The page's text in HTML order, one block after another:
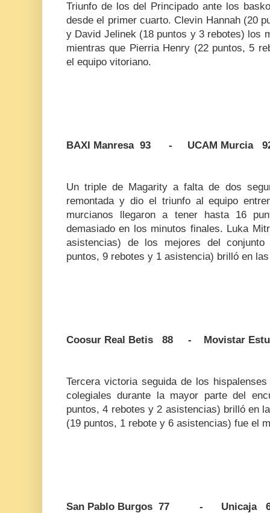
Triunfo de los del Principado ante los
desde el primer cuarto. Clevin Hannah (20
y David Jelinek (18 puntos y 3 rebotes) los
mientras que Pierria Henry (22 puntos, 5
el equipo vitoriano.
BAXI Manresa 93 - UCAM Murcia
Un triple de Magarity a falta de dos
remontada y dio el triunfo al equipo
murcianos llegaron a tener hasta 16
demasiado en los minutos finales. Luka
asistencias) de los mejores del
puntos, 9 rebotes y 1 asistencia) brilló en
Coosur Real Betis 88 - Movistar
Tercera victoria seguida de los
colegiales durante la mayor parte del
puntos, 4 rebotes y 2 asistencias) brilló en
(19 puntos, 1 rebote y 6 asistencias) fue el
San Pablo Burgos 77 - Unicaja